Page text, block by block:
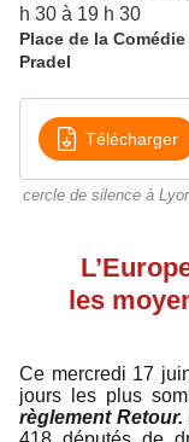
h 30 à 19 h 30
Place de la
Pradel
Télécharger
cercle de silence à
les
Ce mercredi 17
jours les plus
règlement Retour.